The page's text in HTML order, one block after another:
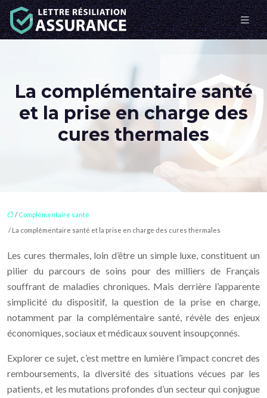
La complémentaire santé
et la prise en charge des
cures thermales
/ Complémentaire santé
/ La complémentaire santé et la prise en charge des cures thermales
Les cures thermales, loin d’être un simple luxe, constituent un
pilier du parcours de soins pour des milliers de Français
souffrant de maladies chroniques. Mais derrière l’apparente
simplicité du dispositif, la question de la prise en charge,
notamment par la complémentaire santé, révèle des enjeux
économiques, sociaux et médicaux souvent insoupçonnés.
Explorer ce sujet, c’est mettre en lumière l’impact concret des
remboursements, la diversité des situations vécues par les
patients, et les mutations profondes d’un secteur qui conjugue